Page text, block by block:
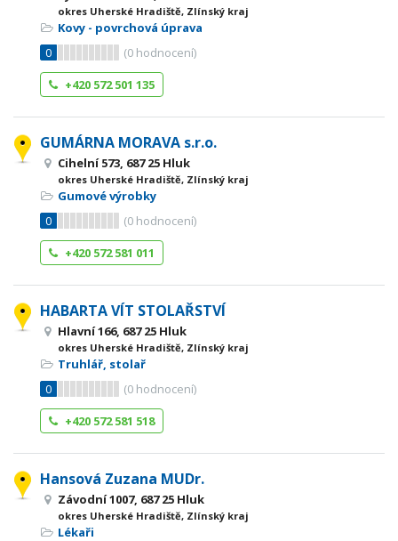
okres Uherské Hradiště, Zlínský kraj
Kovy - povrchová úprava
0
(0 hodnocení)
+420 572 501 135
GUMÁRNA MORAVA s.r.o.
Cihelní 573, 687 25 Hluk
okres Uherské Hradiště, Zlínský kraj
Gumové výrobky
0
(0 hodnocení)
+420 572 581 011
HABARTA VÍT STOLAŘSTVÍ
Hlavní 166, 687 25 Hluk
okres Uherské Hradiště, Zlínský kraj
Truhlář, stolař
0
(0 hodnocení)
+420 572 581 518
Hansová Zuzana MUDr.
Závodní 1007, 687 25 Hluk
okres Uherské Hradiště, Zlínský kraj
Lékaři